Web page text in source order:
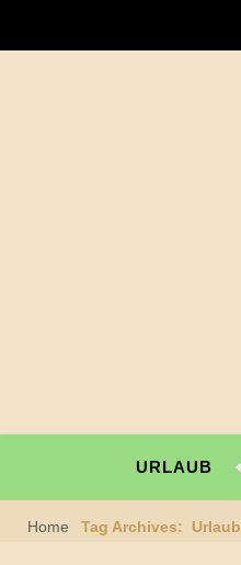
URLAUB
Home Tag Archives: Urlaub